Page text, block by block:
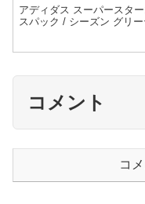
アディダス スーパースタ
スパック / シーズン グリー
コメント
コ